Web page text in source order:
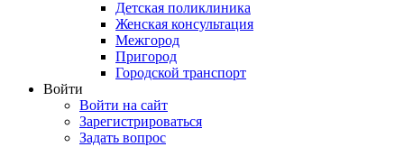
Детская поликлиника
Женская консультация
Межгород
Пригород
Городской транспорт
Войти
Войти на сайт
Зарегистрироваться
Задать вопрос